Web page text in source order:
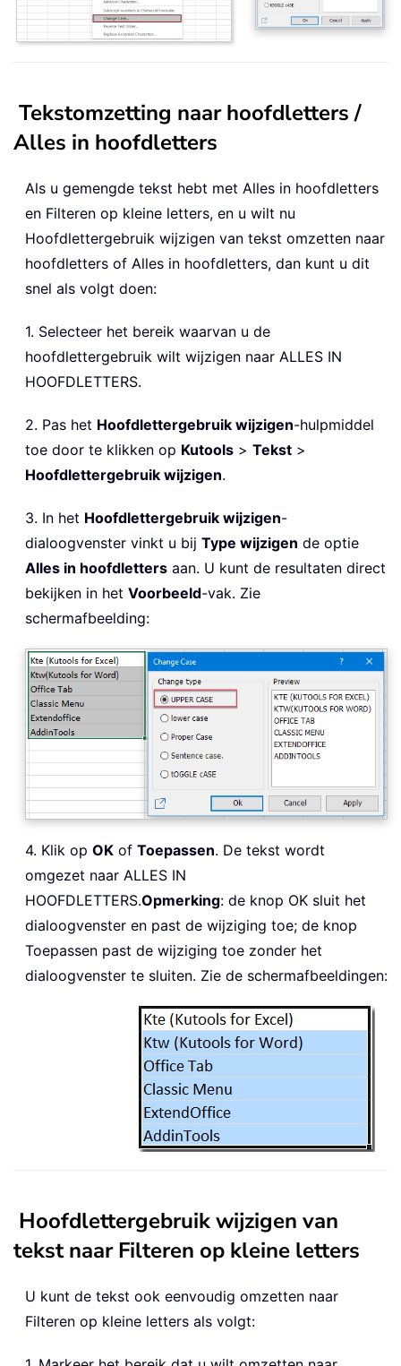
Tekstomzetting naar hoofdletters /
Alles in hoofdletters
Als u gemengde tekst hebt met Alles in hoofdletters
en Filteren op kleine letters, en u wilt nu
Hoofdlettergebruik wijzigen van tekst omzetten naar
hoofdletters of Alles in hoofdletters, dan kunt u dit
snel als volgt doen:
1. Selecteer het bereik waarvan u de
hoofdlettergebruik wilt wijzigen naar ALLES IN
HOOFDLETTERS.
2. Pas het Hoofdlettergebruik wijzigen-hulpmiddel
toe door te klikken op Kutools > Tekst >
Hoofdlettergebruik wijzigen.
3. In het Hoofdlettergebruik wijzigen-
dialoogvenster vinkt u bij Type wijzigen de optie
Alles in hoofdletters aan. U kunt de resultaten direct
bekijken in het Voorbeeld-vak. Zie
schermafbeelding:
4. Klik op OK of Toepassen. De tekst wordt
omgezet naar ALLES IN
HOOFDLETTERS.Opmerking: de knop OK sluit het
dialoogvenster en past de wijziging toe; de knop
Toepassen past de wijziging toe zonder het
dialoogvenster te sluiten. Zie de schermafbeeldingen:
Hoofdlettergebruik wijzigen van
tekst naar Filteren op kleine letters
U kunt de tekst ook eenvoudig omzetten naar
Filteren op kleine letters als volgt: